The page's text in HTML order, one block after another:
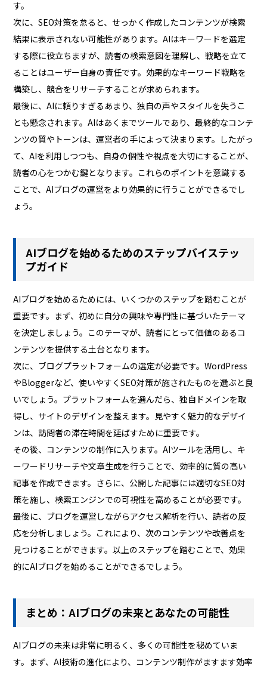
す。
次に、SEO対策を怠ると、せっかく作成したコンテンツが検索
結果に表示されない可能性があります。AIはキーワードを選定
する際に役立ちますが、読者の検索意図を理解し、戦略を立て
ることはユーザー自身の責任です。効果的なキーワード戦略を
構築し、競合をリサーチすることが求められます。
最後に、AIに頼りすぎるあまり、独自の声やスタイルを失うこ
とも懸念されます。AIはあくまでツールであり、最終的なコンテ
ンツの質やトーンは、運営者の手によって決まります。したがっ
て、AIを利用しつつも、自身の個性や視点を大切にすることが、
読者の心をつかむ鍵となります。これらのポイントを意識する
ことで、AIブログの運営をより効果的に行うことができるでし
ょう。
AIブログを始めるためのステップバイステッ
プガイド
AIブログを始めるためには、いくつかのステップを踏むことが
重要です。まず、初めに自分の興味や専門性に基づいたテーマ
を決定しましょう。このテーマが、読者にとって価値のあるコ
ンテンツを提供する土台となります。
次に、ブログプラットフォームの選定が必要です。WordPress
やBloggerなど、使いやすくSEO対策が施されたものを選ぶと良
いでしょう。プラットフォームを選んだら、独自ドメインを取
得し、サイトのデザインを整えます。見やすく魅力的なデザイ
ンは、訪問者の滞在時間を延ばすために重要です。
その後、コンテンツの制作に入ります。AIツールを活用し、キ
ーワードリサーチや文章生成を行うことで、効率的に質の高い
記事を作成できます。さらに、公開した記事には適切なSEO対
策を施し、検索エンジンでの可視性を高めることが必要です。
最後に、ブログを運営しながらアクセス解析を行い、読者の反
応を分析しましょう。これにより、次のコンテンツや改善点を
見つけることができます。以上のステップを踏むことで、効果
的にAIブログを始めることができるでしょう。
まとめ：AIブログの未来とあなたの可能性
AIブログの未来は非常に明るく、多くの可能性を秘めていま
す。まず、AI技術の進化により、コンテンツ制作がますます効率